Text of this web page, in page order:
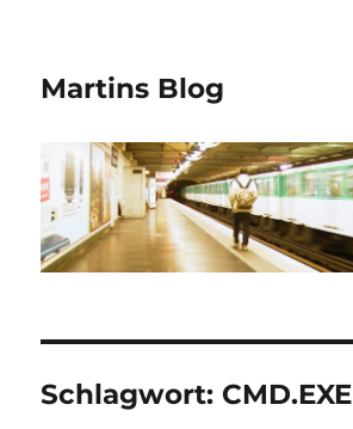
Martins Blog
Schlagwort: CMD.EXE